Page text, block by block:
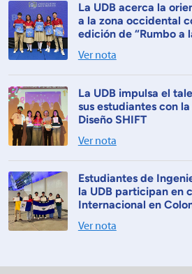
La UDB acerca la
a la zona occidental
edición de “Rumbo a
Ver nota
La UDB impulsa el
sus estudiantes con
Diseño SHIFT
Ver nota
Estudiantes de
la UDB participan en
Internacional en
Ver nota